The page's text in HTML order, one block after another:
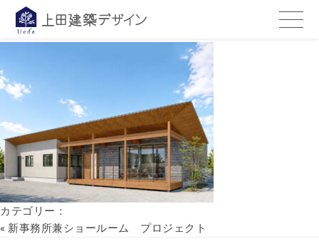
hp2
2026年5月22日
カテゴリー：
« 新事務所兼ショールーム プロジェクト